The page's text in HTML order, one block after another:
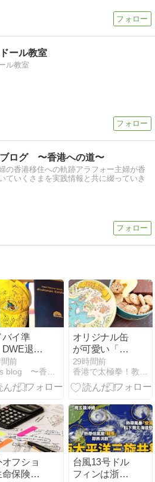
ール教室
ル教室
ログ 〜香港への道〜
の香港移住への軌跡アラフォー主婦が香
ていくさまを実践情報と共に綴っていき
バイ準
DWE退
前
Mai's blog 〜香港1年生〜
オリジナル缶
が可愛い「し
まふうみ」の
クッキー缶
29時間前
香港で太極拳！教室ご案内 ☆ときどき日本 ☆
オフショ
命保険サ
台風13号ドル
フィンは浙江